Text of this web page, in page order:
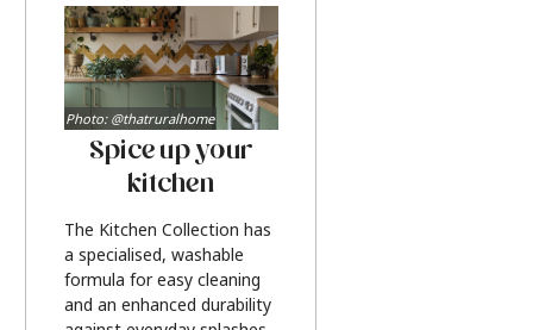
Spice up your
kitchen
The Kitchen Collection has
a specialised, washable
formula for easy cleaning
and an enhanced durability
Photo: @thatruralhome